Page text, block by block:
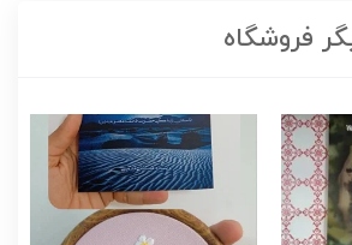
فروشگاه